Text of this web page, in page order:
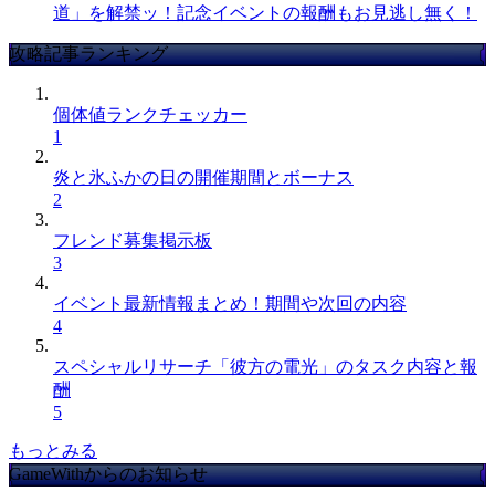
道」を解禁ッ！記念イベントの報酬もお見逃し無く！
攻略記事ランキング
個体値ランクチェッカー
1
炎と氷ふかの日の開催期間とボーナス
2
フレンド募集掲示板
3
イベント最新情報まとめ！期間や次回の内容
4
スペシャルリサーチ「彼方の電光」のタスク内容と報
酬
5
もっとみる
GameWithからのお知らせ